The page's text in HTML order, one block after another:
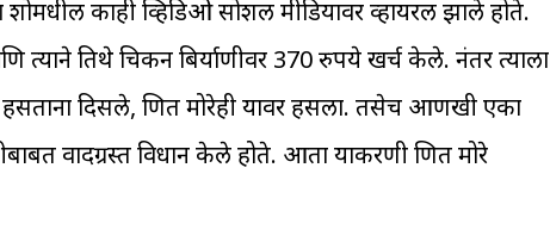
काही व्हिडिओ सोशल मीडियावर व्हायरल झाले होते.
तिथे चिकन बिर्याणीवर 370 रुपये खर्च केले. नंतर त्याला
दिसले, प्रणित मोरेही यावर हसला. तसेच आणखी एका
वादग्रस्त विधान केले होते. आता याप्रकरणी प्रणित मोरे